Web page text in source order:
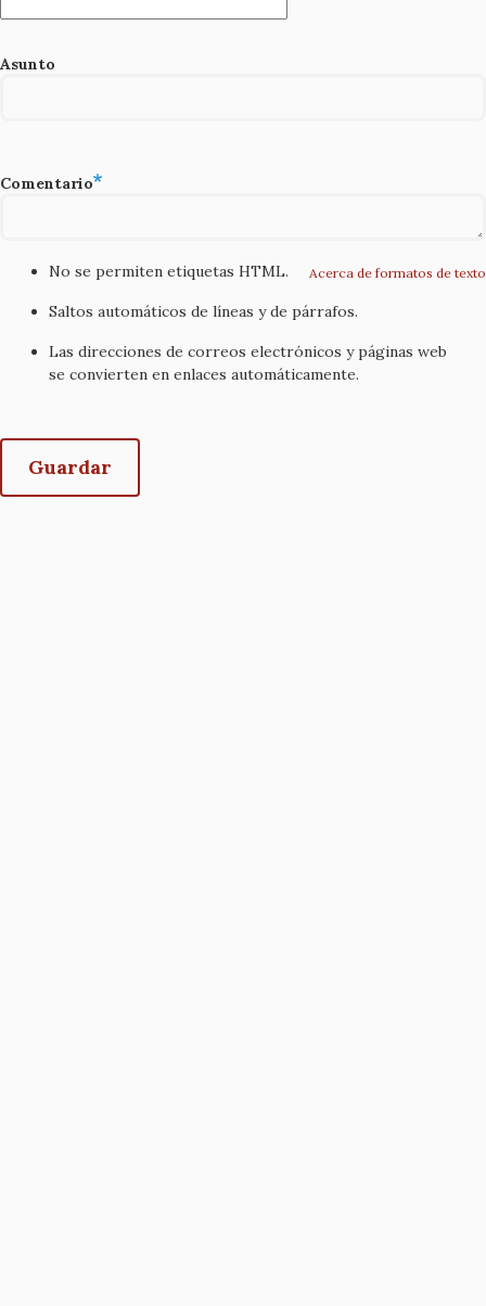
Asunto
Comentario
Acerca de formatos de texto
No se permiten etiquetas HTML.
Saltos automáticos de líneas y de párrafos.
Las direcciones de correos electrónicos y páginas web
se convierten en enlaces automáticamente.